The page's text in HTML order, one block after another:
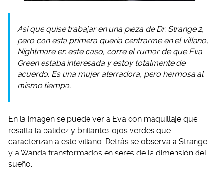
Así que quise trabajar en una pieza de Dr. Strange 2,
pero con esta primera quería centrarme en el villano,
Nightmare en este caso, corre el rumor de que Eva
Green estaba interesada y estoy totalmente de
acuerdo. Es una mujer aterradora, pero hermosa al
mismo tiempo.
En la imagen se puede ver a Eva con maquillaje que
resalta la palidez y brillantes ojos verdes que
caracterizan a este villano. Detrás se observa a Strange
y a Wanda transformados en seres de la dimensión del
sueño.